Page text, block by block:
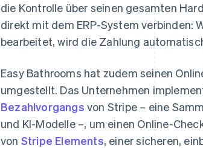
die Kontrolle über seinen gesamten
direkt mit dem ERP-System verbinden:
bearbeitet, wird die Zahlung
Easy Bathrooms hat zudem seinen
umgestellt. Das Unternehmen
Bezahlvorgangs von Stripe – eine
und KI-Modelle –, um einen Online-
von Stripe Elements, einer sicheren,